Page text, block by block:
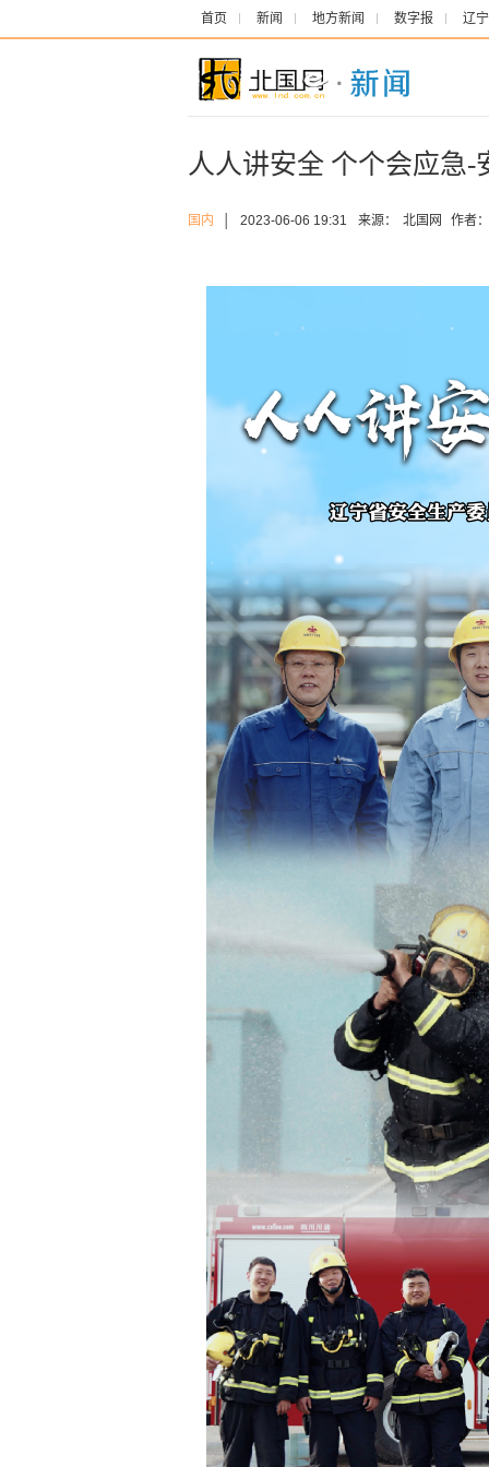
首页 新闻 地方新闻 数字报 辽
人人讲安全 个个会应急-
国内 2023-06-06 19:31 来源： 北国网 作者：